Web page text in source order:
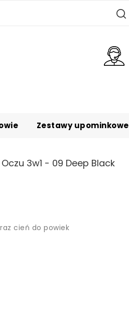
Zestawy upominkowe
3w1 - 09 Deep Black
cień do powiek